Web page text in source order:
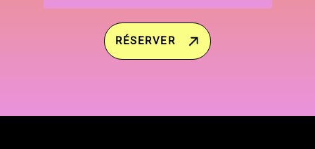
RÉSERVER